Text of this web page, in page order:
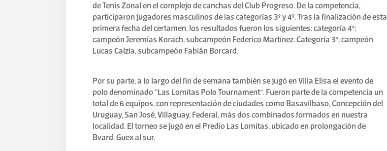
de Tenis Zonal en el complejo de canchas del Club Progreso. De la competencia,
participaron jugadores masculinos de las categorías 3° y 4°. Tras la finalización de esta
primera fecha del certamen, los resultados fueron los siguientes: categoría 4°;
campeón Jeremías Korach, subcampeón Federico Martínez. Categoría 3°; campeón
Lucas Calzia, subcampeón Fabián Borcard.
Por su parte, a lo largo del fin de semana también se jugó en Villa Elisa el evento de
polo denominado “Las Lomitas Polo Tournament”. Fueron parte de la competencia un
total de 6 equipos, con representación de ciudades como Basavilbaso, Concepción del
Uruguay, San José, Villaguay, Federal, más dos combinados formados en nuestra
localidad. El torneo se jugó en el Predio Las Lomitas, ubicado en prolongación de
Bvard. Guex al sur.